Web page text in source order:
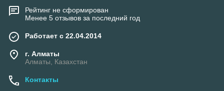
Рейтинг не сформирован
Менее 5 отзывов за последний год
Работает с 22.04.2014
г. Алматы
Алматы, Казахстан
Контакты